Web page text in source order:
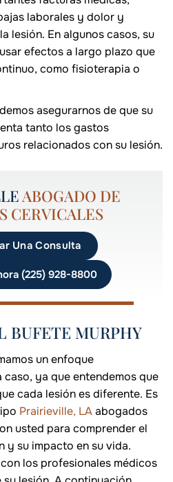
laborales y dolor y
lesión. En algunos casos, su
efectos a largo plazo que
como fisioterapia o
asegurarnos de que su
tanto los gastos
relacionados con su lesión.
ABOGADO DE
CERVICALES
Una Consulta
(225) 928-8800
BUFETE MURPHY
un enfoque
ya que entendemos que
cada lesión es diferente. Es
Prairieville, LAabogados
usted para comprender el
y su impacto en su vida.
los profesionales médicos